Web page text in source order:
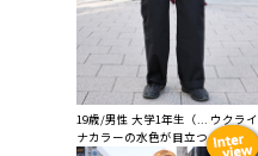
19歳/男性 大学1年生（... ウクライ
ナカラーの水色が目立つように...